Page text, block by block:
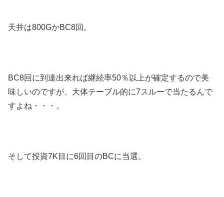
天井は800GかBC8回。
BC8回に到達出来れば継続率50％以上が確定するので美
味しいのですが、大体テーブル的に7スルーで当たるんで
すよね・・・。
そして投資7K目に6回目のBCに当選。